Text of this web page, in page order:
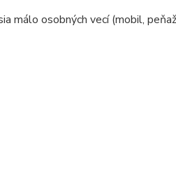
málo osobných vecí (mobil,